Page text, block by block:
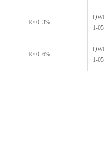
R<0 .3%
1-05
R<0 .6%
1-05